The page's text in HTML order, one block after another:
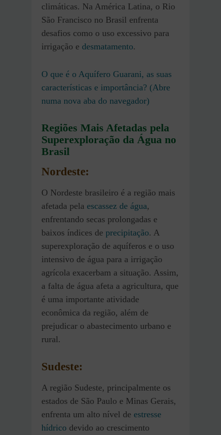
climáticas. Na América Latina, o Rio
São Francisco no Brasil enfrenta
desafios como o uso excessivo para
irrigação e desmatamento.
O que é o Aquífero Guarani, as suas
características e importância? (Abre
numa nova aba do navegador)
Regiões Mais Afetadas pela
Superexploração da Água no
Brasil
Nordeste:
O Nordeste brasileiro é a região mais
afetada pela escassez de água,
enfrentando secas prolongadas e
baixos índices de precipitação. A
superexploração de aquíferos e o uso
intensivo de água para a irrigação
agrícola exacerbam a situação. Assim,
a falta de água afeta a agricultura, que
é uma importante atividade
econômica da região, além de
prejudicar o abastecimento urbano e
rural.
Sudeste:
A região Sudeste, principalmente os
estados de São Paulo e Minas Gerais,
enfrenta um alto nível de estresse
hídrico devido ao crescimento